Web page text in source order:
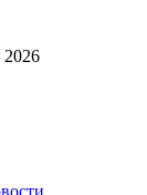
2026